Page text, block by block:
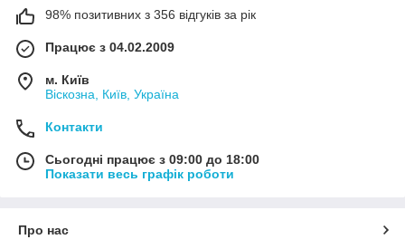
98% позитивних з 356 відгуків за рік
Працює з 04.02.2009
м. Київ
Віскозна, Київ, Україна
Контакти
Сьогодні працює з 09:00 до 18:00
Показати весь графік роботи
Про нас